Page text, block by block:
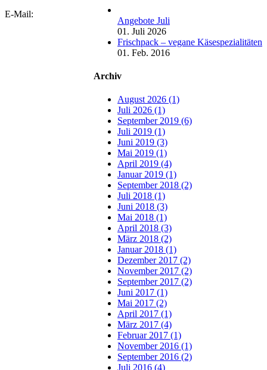
Angebote Juli
01. Juli 2026
Frischpack – vegane Käsespezialitäten
01. Feb. 2016
Archiv
August 2026 (1)
Juli 2026 (1)
September 2019 (6)
Juli 2019 (1)
Juni 2019 (3)
Mai 2019 (1)
April 2019 (4)
Januar 2019 (1)
September 2018 (2)
Juli 2018 (1)
Juni 2018 (3)
Mai 2018 (1)
April 2018 (3)
März 2018 (2)
Januar 2018 (1)
Dezember 2017 (2)
November 2017 (2)
September 2017 (2)
Juni 2017 (1)
Mai 2017 (2)
April 2017 (1)
März 2017 (4)
Februar 2017 (1)
November 2016 (1)
September 2016 (2)
Juli 2016 (4)
E-Mail: